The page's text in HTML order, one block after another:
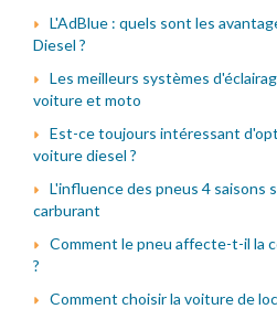
L'AdBlue : quels sont les
Diesel ?
Les meilleurs systèmes
voiture et moto
Est-ce toujours intéressant
voiture diesel ?
L'influence des pneus 4 saisons
carburant
Comment le pneu affecte-t-il la
?
Comment choisir la voiture de